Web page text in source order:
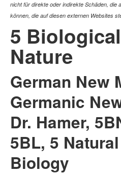
nicht für direkte oder indirekte Schäden, die
können, die auf diesen externen Websites
5
Nature
German New
Germanic
Dr. Hamer,
5BL, 5
Biology